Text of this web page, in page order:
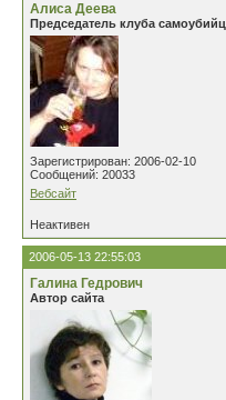
Алиса Деева
Председатель клуба самоубийц
Зарегистрирован: 2006-02-10
Сообщений: 20033
Вебсайт
Неактивен
2006-05-13 22:55:03
Галина Гедрович
Автор сайта